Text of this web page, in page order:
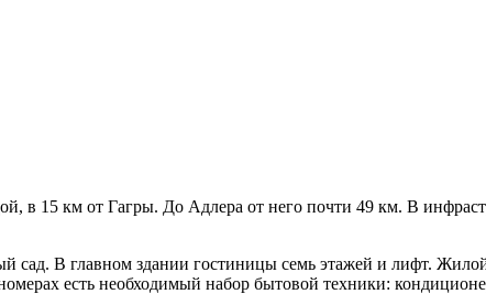
в 15 км от Гагры. До Адлера от него почти 49 км. В
сад. В главном здании гостиницы семь этажей и лифт.
есть необходимый набор бытовой техники: